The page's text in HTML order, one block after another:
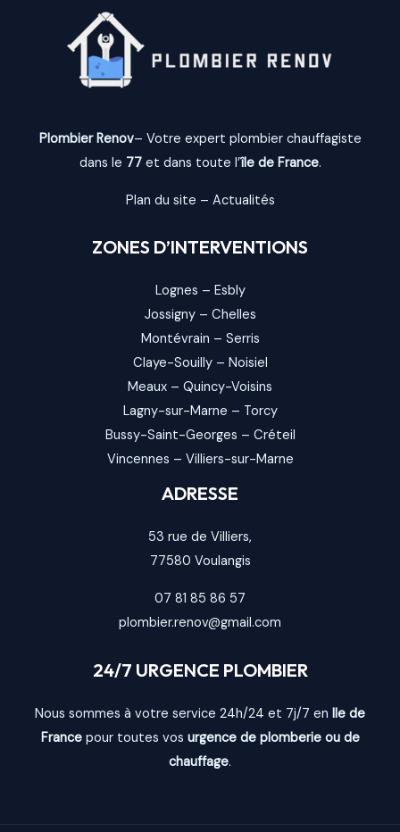
Plombier Renov– Votre expert plombier chauffagiste
dans le 77et dans toute l’île de France.
Plan du site – Actualités
ZONES D’INTERVENTIONS
Lognes – Esbly
Jossigny– Chelles
Montévrain – Serris
Claye-Souilly– Noisiel
Meaux – Quincy-Voisins
Lagny-sur-Marne – Torcy
Bussy-Saint-Georges – Créteil
Vincennes – Villiers-sur-Marne
ADRESSE
53 rue de Villiers,
77580 Voulangis
07 81 85 86 57
plombier.renov@gmail.com
24/7 URGENCE PLOMBIER
Nous sommes à votre service 24h/24 et 7j/7 en Ile de
Francepour toutes vos urgence de plomberie ou de
chauffage.